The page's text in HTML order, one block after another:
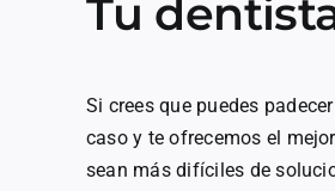
Tu
Si crees que puedes
caso y te ofrecemos el
sean más difíciles de